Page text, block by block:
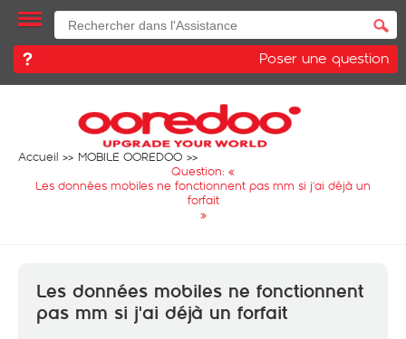
Poser une question
Accueil
MOBILE OOREDOO
Question: «
Les données mobiles ne fonctionnent pas mm si j'ai déjà un
forfait
»
Les données mobiles ne fonctionnent
pas mm si j'ai déjà un forfait